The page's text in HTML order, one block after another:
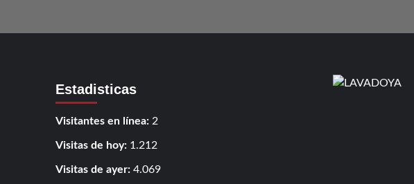
Estadisticas
Visitantes en línea: 2
Visitas de hoy: 1.212
Visitas de ayer: 4.069